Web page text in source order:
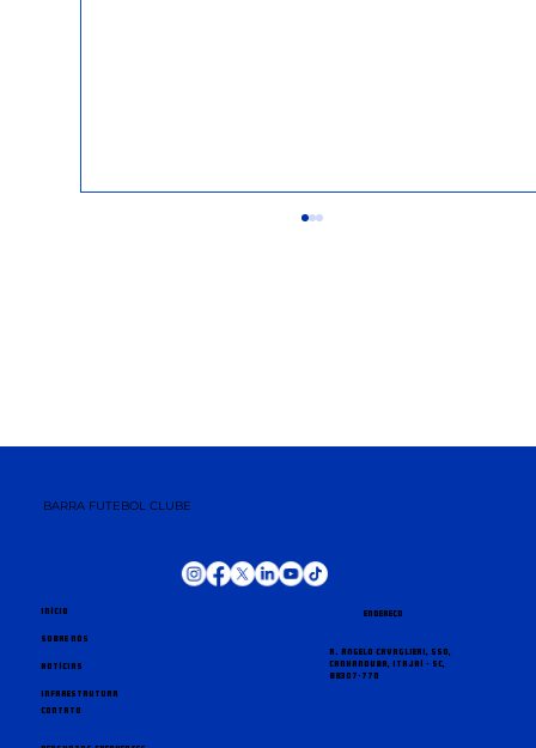
Início
Sobre nós
Notícias
Infraestrutura
Contato
Endereço
R. Ângelo Cavaglieri, 550,
Canhanduba, Itajaí - SC,
88307-770
BARRA FUTEBOL CLUBE